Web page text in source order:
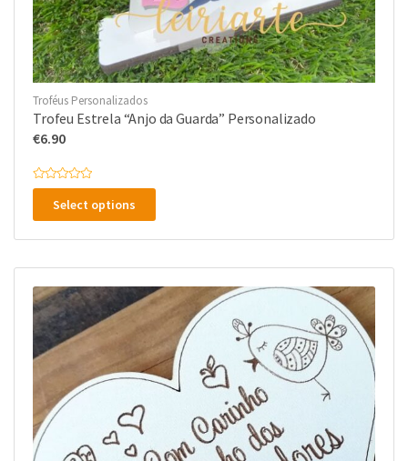
Troféus Personalizados
Trofeu Estrela “Anjo da Guarda” Personalizado
€6.90
A
l
a
ã
0
d
e
5
Select options